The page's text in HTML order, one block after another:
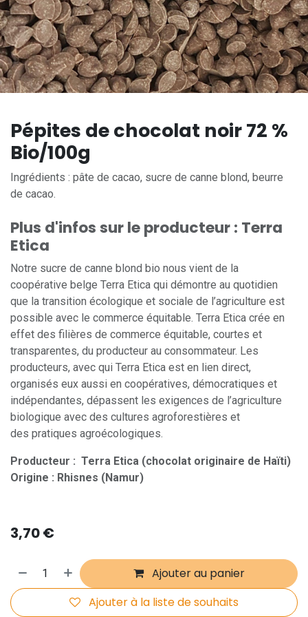
Pépites de chocolat noir 72 %
Bio/100g
Ingrédients : pâte de cacao, sucre de canne blond, beurre
de cacao.
Plus d'infos sur le producteur : Terra
Etica
Notre sucre de canne blond bio nous vient de la
coopérative belge Terra Etica qui démontre au quotidien
que la transition écologique et sociale de l’agriculture est
possible avec le commerce équitable. Terra Etica crée en
effet des filières de commerce équitable, courtes et
transparentes, du producteur au consommateur. Les
producteurs, avec qui Terra Etica est en lien direct,
organisés eux aussi en coopératives, démocratiques et
indépendantes, dépassent les exigences de l’agriculture
biologique avec des cultures agroforestières et
des pratiques agroécologiques.
Producteur : Terra Etica (chocolat originaire de Haïti)
Origine : Rhisnes (Namur)
3,70€
Ajouter au panier
Ajouter à la liste de souhaits